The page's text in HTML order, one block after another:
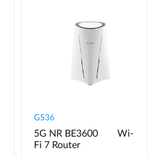
G536
5G NR BE3600 Wi-
Fi 7 Router